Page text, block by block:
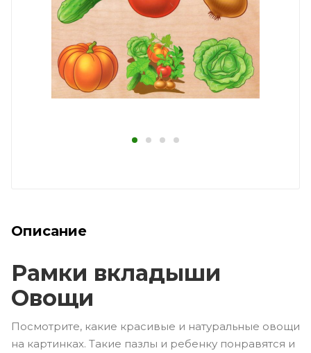
Описание
Рамки вкладыши
Овощи
Посмотрите, какие красивые и натуральные овощи
на картинках. Такие пазлы и ребенку понравятся и